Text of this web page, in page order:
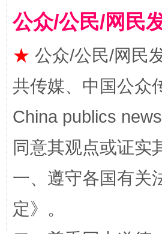
公众/公民/网民
★ 公众/公民/网民
共传媒、中国公众
China publics
同意其观点或证实
一、遵守各国有关
定》。